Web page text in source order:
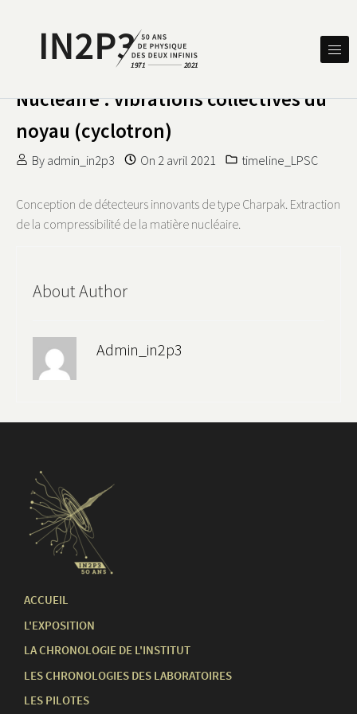
IN2P3 50 ANS DE PHYSIQUE
Nucléaire : vibrations collectives du
noyau (cyclotron)
By admin_in2p3 On 2 avril 2021 timeline_LPSC
Conception de détecteurs innovants de type Charpak. Extraction
de la compressibilité de la matière nucléaire.
About Author
Admin_in2p3
ACCUEIL
L'EXPOSITION
LA CHRONOLOGIE DE L'INSTITUT
LES CHRONOLOGIES DES LABORATOIRES
LES PILOTES